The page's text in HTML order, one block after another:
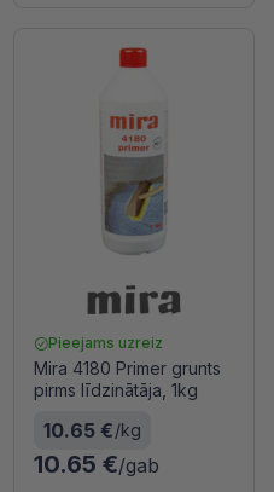
Pieejams uzreiz
Mira 4180 Primer grunts
pirms līdzinātāja, 1kg
10.65 €/kg
10.65 €/gab